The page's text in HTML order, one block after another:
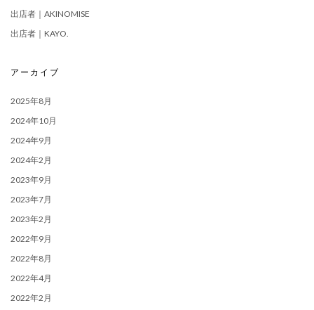
出店者｜AKINOMISE
出店者｜KAYO.
アーカイブ
2025年8月
2024年10月
2024年9月
2024年2月
2023年9月
2023年7月
2023年2月
2022年9月
2022年8月
2022年4月
2022年2月